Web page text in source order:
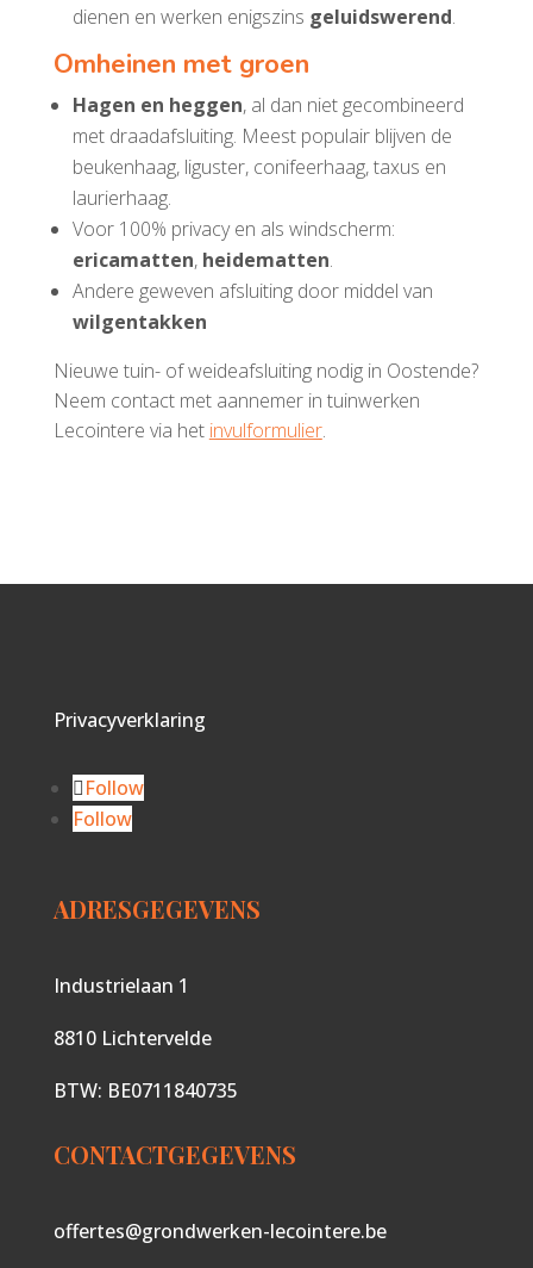
dienen en werken enigszins geluidswerend.
Omheinen met groen
Hagen en heggen, al dan niet gecombineerd
met draadafsluiting. Meest populair blijven de
beukenhaag, liguster, conifeerhaag, taxus en
laurierhaag.
Voor 100% privacy en als windscherm:
ericamatten, heidematten.
Andere geweven afsluiting door middel van
wilgentakken
Nieuwe tuin- of weideafsluiting nodig in Oostende?
Neem contact met aannemer in tuinwerken
Lecointere via het invulformulier.
Privacyverklaring
Follow
Follow
ADRESGEGEVENS
Industrielaan 1
8810 Lichtervelde
BTW: BE0711840735
CONTACTGEGEVENS
offertes@grondwerken-lecointere.be